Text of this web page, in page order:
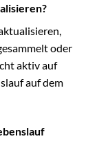
oder
aktiv auf
auf dem